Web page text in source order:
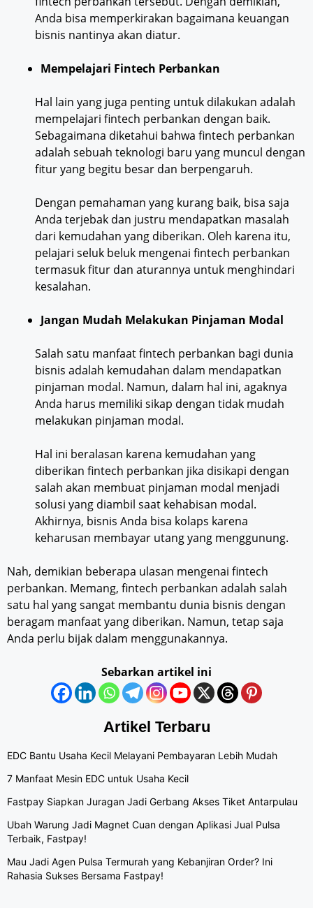
Anda bisa memperkirakan bagaimana keuangan
bisnis nantinya akan diatur.
Mempelajari Fintech Perbankan
Hal lain yang juga penting untuk dilakukan adalah
mempelajari fintech perbankan dengan baik.
Sebagaimana diketahui bahwa fintech perbankan
adalah sebuah teknologi baru yang muncul dengan
fitur yang begitu besar dan berpengaruh.
Dengan pemahaman yang kurang baik, bisa saja
Anda terjebak dan justru mendapatkan masalah
dari kemudahan yang diberikan. Oleh karena itu,
pelajari seluk beluk mengenai fintech perbankan
termasuk fitur dan aturannya untuk menghindari
kesalahan.
Jangan Mudah Melakukan Pinjaman Modal
Salah satu manfaat fintech perbankan bagi dunia
bisnis adalah kemudahan dalam mendapatkan
pinjaman modal. Namun, dalam hal ini, agaknya
Anda harus memiliki sikap dengan tidak mudah
melakukan pinjaman modal.
Hal ini beralasan karena kemudahan yang
diberikan fintech perbankan jika disikapi dengan
salah akan membuat pinjaman modal menjadi
solusi yang diambil saat kehabisan modal.
Akhirnya, bisnis Anda bisa kolaps karena
keharusan membayar utang yang menggunung.
Nah, demikian beberapa ulasan mengenai fintech
perbankan. Memang, fintech perbankan adalah salah
satu hal yang sangat membantu dunia bisnis dengan
beragam manfaat yang diberikan. Namun, tetap saja
Anda perlu bijak dalam menggunakannya.
Sebarkan artikel ini
Artikel Terbaru
EDC Bantu Usaha Kecil Melayani Pembayaran Lebih Mudah
7 Manfaat Mesin EDC untuk Usaha Kecil
Fastpay Siapkan Juragan Jadi Gerbang Akses Tiket Antarpulau
Ubah Warung Jadi Magnet Cuan dengan Aplikasi Jual Pulsa
Terbaik, Fastpay!
Mau Jadi Agen Pulsa Termurah yang Kebanjiran Order? Ini
Rahasia Sukses Bersama Fastpay!